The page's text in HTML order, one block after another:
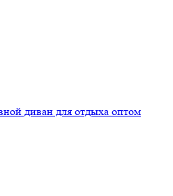
диван для отдыха оптом